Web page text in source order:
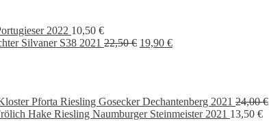
2022 10,50 €
Silvaner S38 2021 22,50€ Ursprünglicher
19,90 €Aktueller
Pforta Riesling Gosecker Dechantenberg 2021 24,00€
Hake Riesling Naumburger Steinmeister 2021 13,50 €